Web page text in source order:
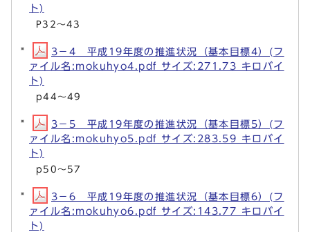
ト)
P32～43
3－4 平成19年度の推進状況（基本目標4）(フ
ァイル名:mokuhyo4.pdf サイズ:271.73 キロバイ
ト)
p44～49
3－5 平成19年度の推進状況（基本目標5）(フ
ァイル名:mokuhyo5.pdf サイズ:283.59 キロバイ
ト)
p50～57
3－6 平成19年度の推進状況（基本目標6）(フ
ァイル名:mokuhyo6.pdf サイズ:143.77 キロバイ
ト)